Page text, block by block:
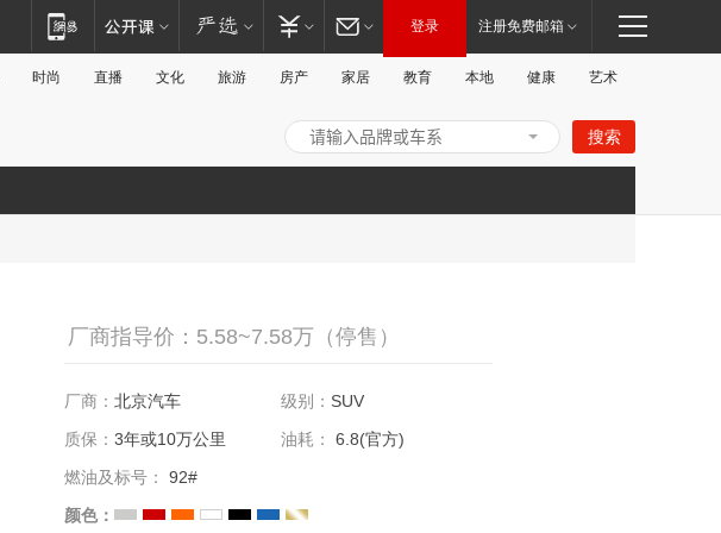
登录 注册免费邮箱
时尚 直播 文化 旅游 房产 家居 教育 本地 健康 艺术
搜索
厂商指导价：5.58~7.58万（停售）
厂商： 北京汽车 级别： SUV
质保： 3年或10万公里 油耗：
6.8(官方)
燃油及标号：
92#
颜色：